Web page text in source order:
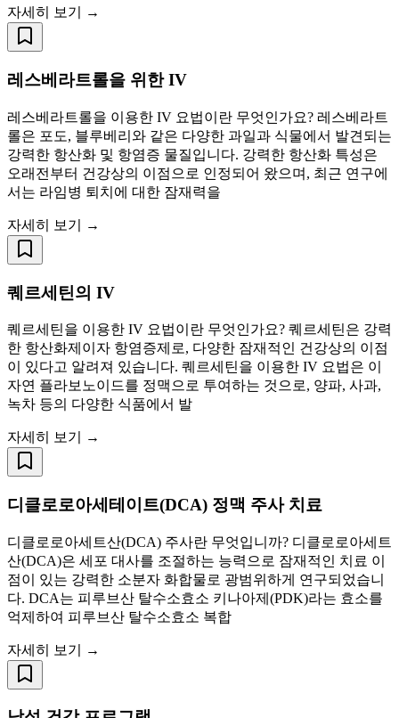
자세히 보기 →
레스베라트롤을 위한 IV
레스베라트롤을 이용한 IV 요법이란 무엇인가요? 레스베라트
롤은 포도, 블루베리와 같은 다양한 과일과 식물에서 발견되는
강력한 항산화 및 항염증 물질입니다. 강력한 항산화 특성은
오래전부터 건강상의 이점으로 인정되어 왔으며, 최근 연구에
서는 라임병 퇴치에 대한 잠재력을
자세히 보기 →
퀘르세틴의 IV
퀘르세틴을 이용한 IV 요법이란 무엇인가요? 퀘르세틴은 강력
한 항산화제이자 항염증제로, 다양한 잠재적인 건강상의 이점
이 있다고 알려져 있습니다. 퀘르세틴을 이용한 IV 요법은 이
자연 플라보노이드를 정맥으로 투여하는 것으로, 양파, 사과,
녹차 등의 다양한 식품에서 발
자세히 보기 →
디클로로아세테이트(DCA) 정맥 주사 치료
디클로로아세트산(DCA) 주사란 무엇입니까? 디클로로아세트
산(DCA)은 세포 대사를 조절하는 능력으로 잠재적인 치료 이
점이 있는 강력한 소분자 화합물로 광범위하게 연구되었습니
다. DCA는 피루브산 탈수소효소 키나아제(PDK)라는 효소를
억제하여 피루브산 탈수소효소 복합
자세히 보기 →